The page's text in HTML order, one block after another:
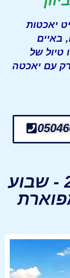
יאכטות
באיים
טיול של
עם יאכטה
מחירים לשנת 2025 - שבוע